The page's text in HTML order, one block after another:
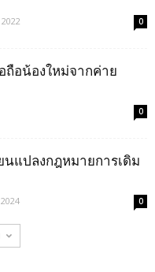
0
ถือน้องใหม่จากค่าย
0
นแปลงกฎหมายการเดิม
0